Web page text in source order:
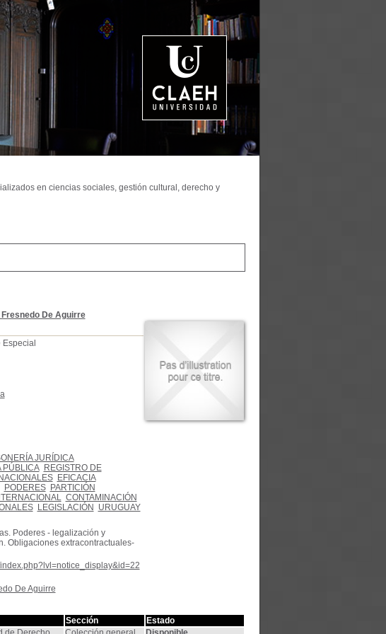
De Aguirre
JURÍDICA
PÚBLICA
REGISTRO DE
EFICACIA
PODERES
PARTICIÓN
CONTAMINACIÓN
LEGISLACIÓN
URUGUAY
Poderes - legalización y
Obligaciones extracontractuales-
De Aguirre
Sección
Estado
en ciencias sociales, gestión cultural, derecho y